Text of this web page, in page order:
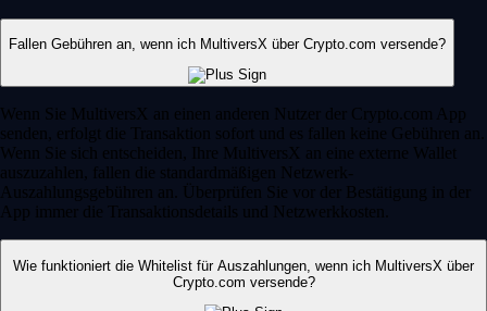
Fallen Gebühren an, wenn ich MultiversX über Crypto.com versende?
Wenn Sie MultiversX an einen anderen Nutzer der Crypto.com App
senden, erfolgt die Transaktion sofort und es fallen keine Gebühren an.
Wenn Sie sich entscheiden, Ihre MultiversX an eine externe Wallet
auszuzahlen, fallen die standardmäßigen Netzwerk-
Auszahlungsgebühren an. Überprüfen Sie vor der Bestätigung in der
App immer die Transaktionsdetails und Netzwerkkosten.
Wie funktioniert die Whitelist für Auszahlungen, wenn ich MultiversX über
Crypto.com versende?